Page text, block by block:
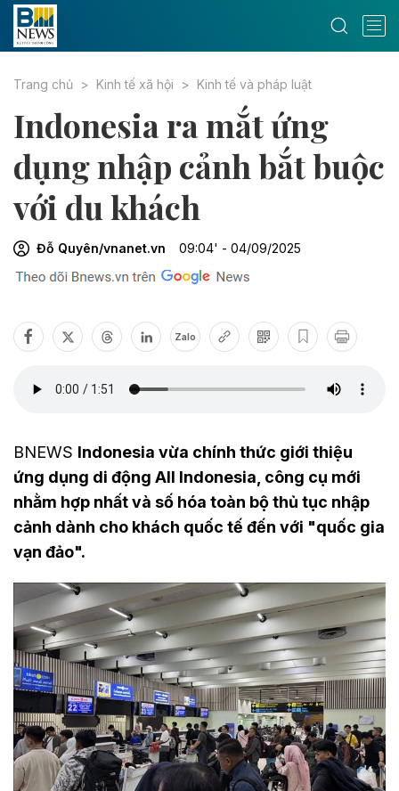
Trang chủ Kinh tế xã hội Kinh tế và pháp luật
Indonesia ra mắt ứng
dụng nhập cảnh bắt buộc
với du khách
Đỗ Quyên/vnanet.vn 09:04' - 04/09/2025
Zalo
BNEWS Indonesia vừa chính thức giới thiệu
ứng dụng di động All Indonesia, công cụ mới
nhằm hợp nhất và số hóa toàn bộ thủ tục nhập
cảnh dành cho khách quốc tế đến với "quốc gia
vạn đảo".